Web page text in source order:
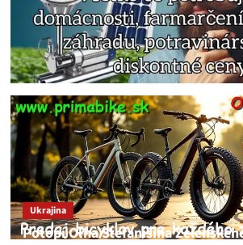
Ukrajina
Potopí Oľha Stefanišina